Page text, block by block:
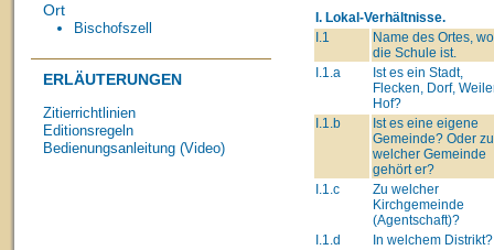
Ort
Bischofszell
ERLÄUTERUNGEN
Zitierrichtlinien
Editionsregeln
Bedienungsanleitung (Video)
I. Lokal-Verhältnisse.
I.1
Name des Ortes, wo
die Schule ist.
I.1.a
Ist es ein Stadt,
Flecken, Dorf,
Hof?
I.1.b
Ist es eine eigene
Gemeinde? Oder zu
welcher Gemeinde
gehört er?
I.1.c
Zu welcher
Kirchgemeinde
(Agentschaft)?
I.1.d
In welchem Distrikt?